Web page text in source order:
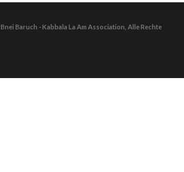
Bnei Baruch - Kabbala La Am Association, Alle Rechte